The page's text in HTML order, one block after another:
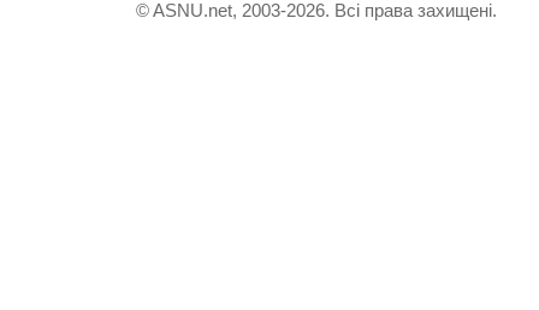
© ASNU.net, 2003-2026. Всі права захищені.